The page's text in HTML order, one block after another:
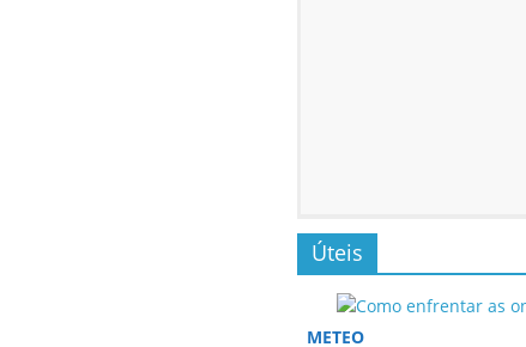
Úteis
METEO